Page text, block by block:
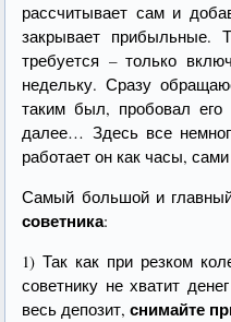
рассчитывает сам и
закрывает прибыльные.
требуется – только
недельку. Сразу
таким был, пробовал его
далее… Здесь все
работает он как часы,
Самый большой и
советника:
1) Так как при резком
советнику не хватит
весь депозит,снимайте